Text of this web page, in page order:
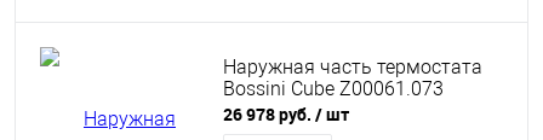
Наружная часть термостата
Bossini Cube Z00061.073
26 978 руб. / шт